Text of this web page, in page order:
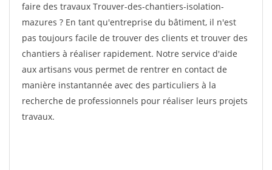
faire des travaux Trouver-des-chantiers-isolation-
mazures ? En tant qu'entreprise du bâtiment, il n'est
pas toujours facile de trouver des clients et trouver des
chantiers à réaliser rapidement. Notre service d'aide
aux artisans vous permet de rentrer en contact de
manière instantannée avec des particuliers à la
recherche de professionnels pour réaliser leurs projets
travaux.